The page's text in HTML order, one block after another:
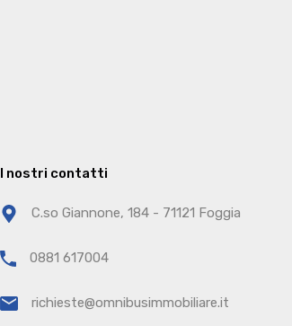
I nostri contatti
C.so Giannone, 184 - 71121 Foggia
0881 617004
richieste@omnibusimmobiliare.it